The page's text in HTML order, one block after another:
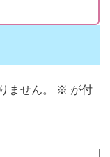
ません。 ※ が付